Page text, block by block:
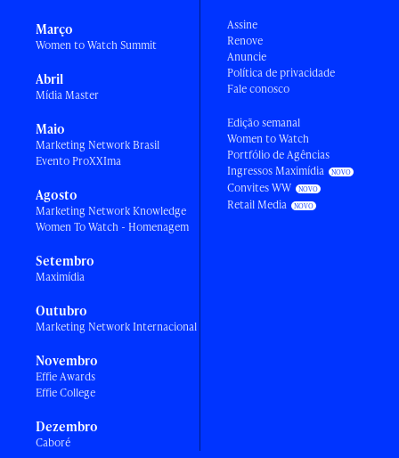
Março
Women to Watch Summit
Abril
Mídia Master
Maio
Marketing Network Brasil
Evento ProXXIma
Agosto
Marketing Network Knowledge
Women To Watch - Homenagem
Setembro
Maximídia
Outubro
Marketing Network Internacional
Novembro
Effie Awards
Effie College
Dezembro
Caboré
Assine
Renove
Anuncie
Política de privacidade
Fale conosco
Edição semanal
Women to Watch
Portfólio de Agências
Ingressos Maximídia
Convites WW
Retail Media